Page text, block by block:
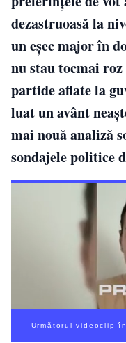
dezastruoasă la
un eșec major în
nu stau tocmai
partide aflate la
luat un avânt
mai nouă analiză
sondajele politice
Următorul videoclip